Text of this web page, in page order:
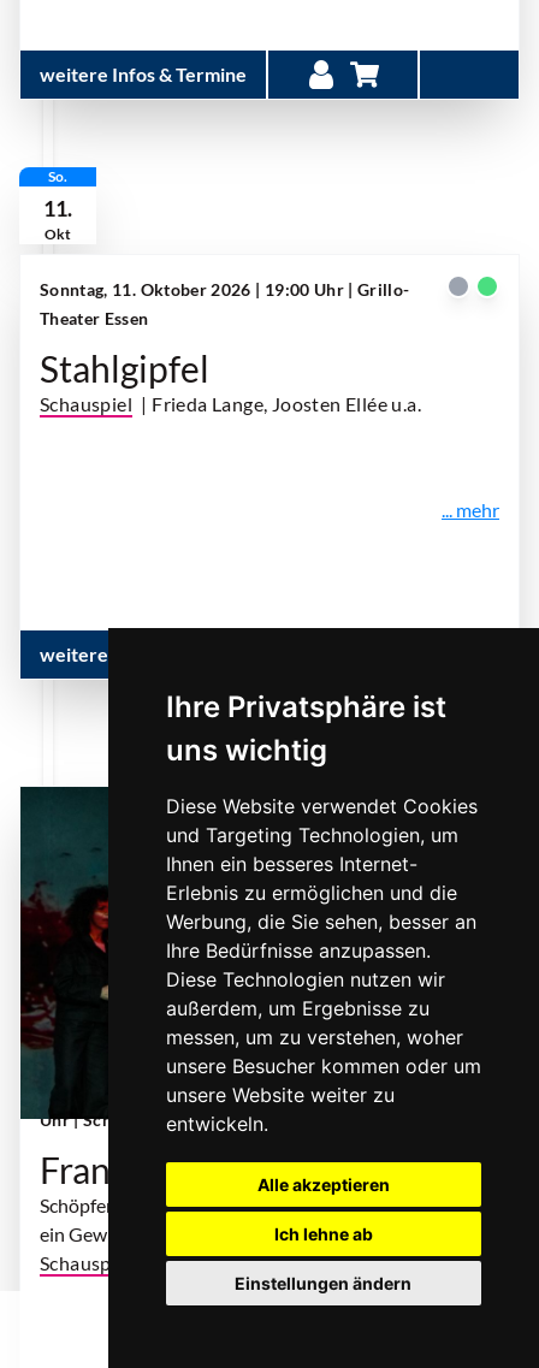
Ihre Privatsphäre ist
uns wichtig
Diese Website verwendet Cookies
und Targeting Technologien, um
Ihnen ein besseres Internet-
Erlebnis zu ermöglichen und die
Werbung, die Sie sehen, besser an
Ihre Bedürfnisse anzupassen.
Diese Technologien nutzen wir
außerdem, um Ergebnisse zu
messen, um zu verstehen, woher
unsere Besucher kommen oder um
unsere Website weiter zu
entwickeln.
Alle akzeptieren
Ich lehne ab
Einstellungen ändern
weitere Infos & Termine
So.
11.
Okt
Sonntag, 11. Oktober 2026 | 19:00 Uhr | Grillo-
Theater Essen
Stahlgipfel
Schauspiel | Frieda Lange, Joosten Ellée u.a.
... mehr
weitere Infos & Termine
Sonntag, 11. Oktober 2026 | 19:00 Uhr - 20:45
Uhr| Schauspielhaus Bochum
Frankenstein
Schöpferwahn und Gottkomplex und dazwischen
ein Gewitter.
Schauspiel
| nach Mary Shelley
... mehr
Frankenstein | © Nicole Marianna Wyryczak